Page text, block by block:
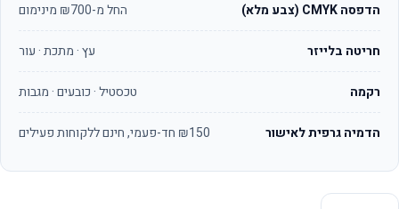
הדפסה CMYK (צבע מלא) החל מ-₪700 מינימום
חריטה בלייזר עץ · מתכת · עור
רקמה טכסטיל · כובעים · מגבות
הדמיה גרפית לאישור ₪150 חד-פעמי, חינם ללקוחות פעילים